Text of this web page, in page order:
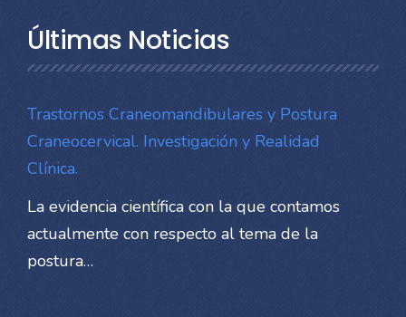
Últimas Noticias
Trastornos Craneomandibulares y Postura
Craneocervical. Investigación y Realidad
Clínica.
La evidencia científica con la que contamos
actualmente con respecto al tema de la
postura…